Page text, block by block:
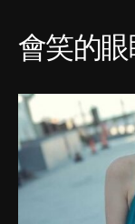
會笑的眼